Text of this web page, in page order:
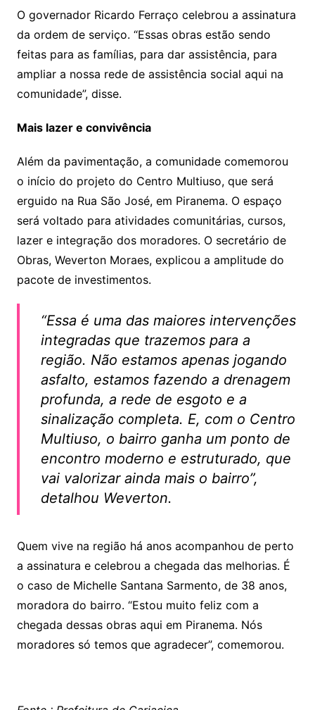
O governador Ricardo Ferraço celebrou a assinatura
da ordem de serviço. “Essas obras estão sendo
feitas para as famílias, para dar assistência, para
ampliar a nossa rede de assistência social aqui na
comunidade”, disse.
Mais lazer e convivência
Além da pavimentação, a comunidade comemorou
o início do projeto do Centro Multiuso, que será
erguido na Rua São José, em Piranema. O espaço
será voltado para atividades comunitárias, cursos,
lazer e integração dos moradores. O secretário de
Obras, Weverton Moraes, explicou a amplitude do
pacote de investimentos.
“Essa é uma das maiores intervenções
integradas que trazemos para a
região. Não estamos apenas jogando
asfalto, estamos fazendo a drenagem
profunda, a rede de esgoto e a
sinalização completa. E, com o Centro
Multiuso, o bairro ganha um ponto de
encontro moderno e estruturado, que
vai valorizar ainda mais o bairro”,
detalhou Weverton.
Quem vive na região há anos acompanhou de perto
a assinatura e celebrou a chegada das melhorias. É
o caso de Michelle Santana Sarmento, de 38 anos,
moradora do bairro. “Estou muito feliz com a
chegada dessas obras aqui em Piranema. Nós
moradores só temos que agradecer”, comemorou.